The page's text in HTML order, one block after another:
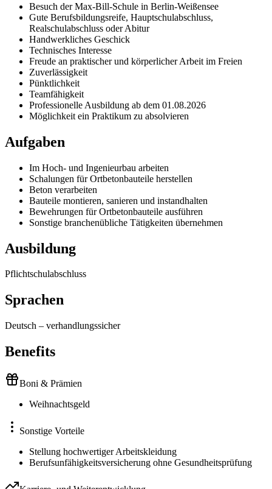
Besuch der Max-Bill-Schule in Berlin-Weißensee
Gute Berufsbildungsreife, Hauptschulabschluss,
Realschulabschluss oder Abitur
Handwerkliches Geschick
Technisches Interesse
Freude an praktischer und körperlicher Arbeit im Freien
Zuverlässigkeit
Pünktlichkeit
Teamfähigkeit
Professionelle Ausbildung ab dem 01.08.2026
Möglichkeit ein Praktikum zu absolvieren
Aufgaben
Im Hoch- und Ingenieurbau arbeiten
Schalungen für Ortbetonbauteile herstellen
Beton verarbeiten
Bauteile montieren, sanieren und instandhalten
Bewehrungen für Ortbetonbauteile ausführen
Sonstige branchenübliche Tätigkeiten übernehmen
Ausbildung
Pflichtschulabschluss
Sprachen
Deutsch – verhandlungssicher
Benefits
Boni & Prämien
Weihnachtsgeld
Sonstige Vorteile
Stellung hochwertiger Arbeitskleidung
Berufsunfähigkeitsversicherung ohne Gesundheitsprüfung